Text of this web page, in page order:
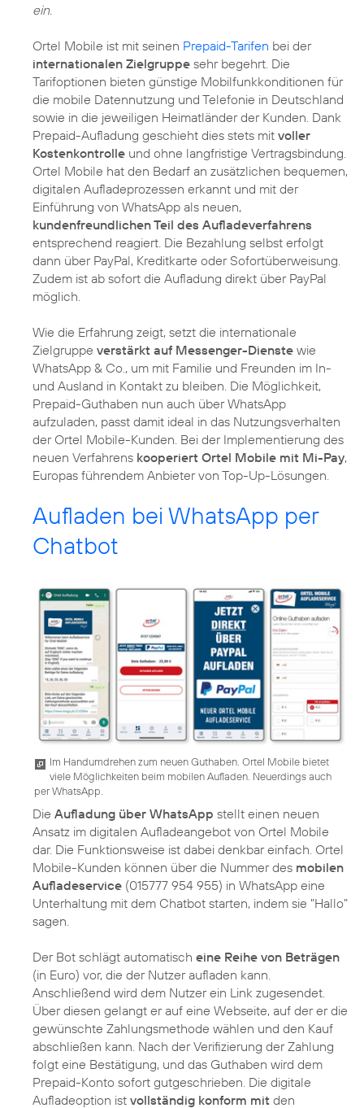
ein.
Ortel Mobile ist mit seinen Prepaid-Tarifen bei der
internationalen Zielgruppe sehr begehrt. Die
Tarifoptionen bieten günstige Mobilfunkkonditionen für
die mobile Datennutzung und Telefonie in Deutschland
sowie in die jeweiligen Heimatländer der Kunden. Dank
Prepaid-Aufladung geschieht dies stets mit voller
Kostenkontrolle und ohne langfristige Vertragsbindung.
Ortel Mobile hat den Bedarf an zusätzlichen bequemen,
digitalen Aufladeprozessen erkannt und mit der
Einführung von WhatsApp als neuen,
kundenfreundlichen Teil des Aufladeverfahrens
entsprechend reagiert. Die Bezahlung selbst erfolgt
dann über PayPal, Kreditkarte oder Sofortüberweisung.
Zudem ist ab sofort die Aufladung direkt über PayPal
möglich.
Wie die Erfahrung zeigt, setzt die internationale
Zielgruppe verstärkt auf Messenger-Dienste wie
WhatsApp & Co., um mit Familie und Freunden im In-
und Ausland in Kontakt zu bleiben. Die Möglichkeit,
Prepaid-Guthaben nun auch über WhatsApp
aufzuladen, passt damit ideal in das Nutzungsverhalten
der Ortel Mobile-Kunden. Bei der Implementierung des
neuen Verfahrens kooperiert Ortel Mobile mit Mi-Pay,
Europas führendem Anbieter von Top-Up-Lösungen.
Aufladen bei WhatsApp per
Chatbot
Im Handumdrehen zum neuen Guthaben. Ortel Mobile bietet
viele Möglichkeiten beim mobilen Aufladen. Neuerdings auch
per WhatsApp.
Die Aufladung über WhatsApp stellt einen neuen
Ansatz im digitalen Aufladeangebot von Ortel Mobile
dar. Die Funktionsweise ist dabei denkbar einfach. Ortel
Mobile-Kunden können über die Nummer des mobilen
Aufladeservice (015777 954 955) in WhatsApp eine
Unterhaltung mit dem Chatbot starten, indem sie "Hallo"
sagen.
Der Bot schlägt automatisch eine Reihe von Beträgen
(in Euro) vor, die der Nutzer aufladen kann.
Anschließend wird dem Nutzer ein Link zugesendet.
Über diesen gelangt er auf eine Webseite, auf der er die
gewünschte Zahlungsmethode wählen und den Kauf
abschließen kann. Nach der Verifizierung der Zahlung
folgt eine Bestätigung, und das Guthaben wird dem
Prepaid-Konto sofort gutgeschrieben. Die digitale
Aufladeoption ist vollständig konform mit den